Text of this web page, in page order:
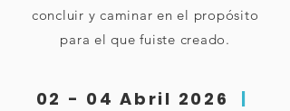
concluir y caminar en el propósito
para el que fuiste creado.
02 - 04 Abril 2026 |